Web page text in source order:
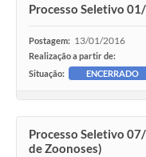
Processo Seletivo
Postagem: 13/01/2016
Realização a partir de:
Situação:
ENCERRADO
Processo Seletivo
de Zoonoses)